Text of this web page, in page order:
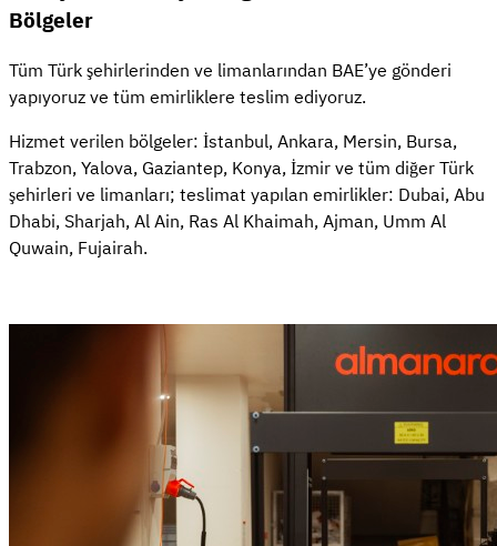
Bölgeler
Tüm Türk şehirlerinden ve limanlarından BAE’ye gönderi
yapıyoruz ve tüm emirliklere teslim ediyoruz.
Hizmet verilen bölgeler: İstanbul, Ankara, Mersin, Bursa,
Trabzon, Yalova, Gaziantep, Konya, İzmir ve tüm diğer Türk
şehirleri ve limanları; teslimat yapılan emirlikler: Dubai, Abu
Dhabi, Sharjah, Al Ain, Ras Al Khaimah, Ajman, Umm Al
Quwain, Fujairah.